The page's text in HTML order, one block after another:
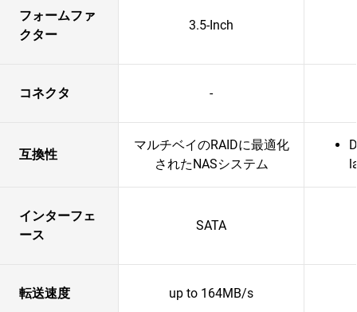
フォームファ
クター
3.5-Inch
コネクタ -
互換性
マルチベイのRAIDに最適化
されたNASシステム
インターフェ
ース
SATA
転送速度 up to 164MB/s